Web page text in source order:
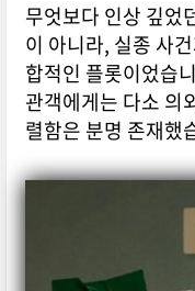
무엇보다 인상 깊었
이 아니라, 실종 사
합적인 플롯이었습
관객에게는 다소 의
렬함은 분명 존재했